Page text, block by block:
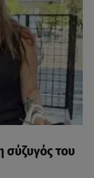
σύζυγός του